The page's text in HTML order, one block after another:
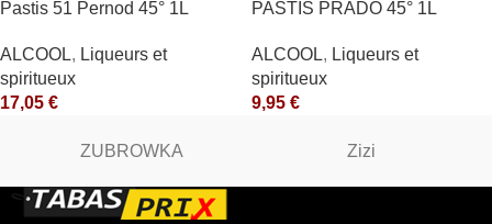
Pastis 51 Pernod 45° 1L
ALCOOL, Liqueurs et
spiritueux
17,05 €
PASTIS PRADO 45° 1L
ALCOOL, Liqueurs et
spiritueux
9,95 €
ZUBROWKA Zizi